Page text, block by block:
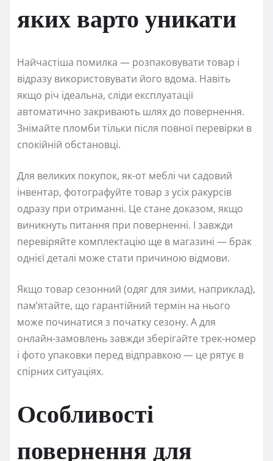
яких варто уникати
Найчастіша помилка — розпаковувати товар і
відразу використовувати його вдома. Навіть
якщо річ ідеальна, сліди експлуатації
автоматично закривають шлях до повернення.
Знімайте пломби тільки після повної перевірки в
спокійній обстановці.
Для великих покупок, як-от меблі чи садовий
інвентар, фотографуйте товар з усіх ракурсів
одразу при отриманні. Це стане доказом, якщо
виникнуть питання при поверненні. І завжди
перевіряйте комплектацію ще в магазині — брак
однієї деталі може стати причиною відмови.
Якщо товар сезонний (одяг для зими, наприклад),
пам’ятайте, що гарантійний термін на нього
може починатися з початку сезону. А для
онлайн-замовлень завжди зберігайте трек-номер
і фото упаковки перед відправкою — це рятує в
спірних ситуаціях.
Особливості
повернення для